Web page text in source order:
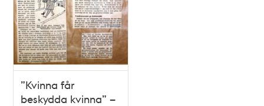
”Kvinna får
beskydda kvinna” –